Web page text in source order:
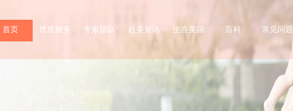
首页 优质服务 专家团队 赴美资讯 生在美国 百科 常见问题